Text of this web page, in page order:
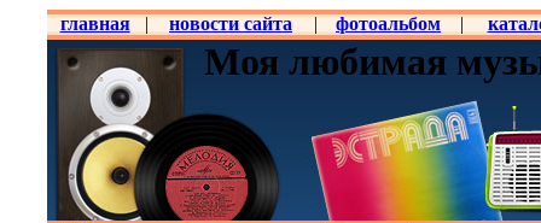
главная | новости сайта | фотоальбом |
Моя любимая